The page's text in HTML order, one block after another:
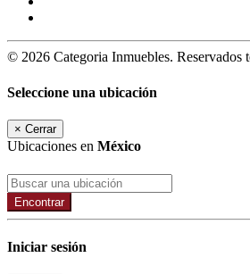
© 2026 Categoria Inmuebles. Reservados
Seleccione una ubicación
× Cerrar
Ubicaciones en México
Encontrar
Iniciar sesión